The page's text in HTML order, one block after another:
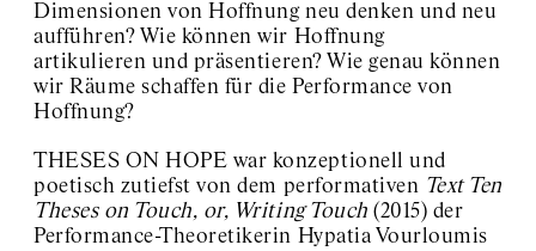
Dimensionen von Hoffnung neu denken und neu
aufführen? Wie können wir Hoffnung
artikulieren und präsentieren? Wie genau können
wir Räume schaffen für die Performance von
Hoffnung?
THESES ON HOPE war konzeptionell und
poetisch zutiefst von dem performativen Text Ten
Theses on Touch, or, Writing Touch (2015) der
Performance-Theoretikerin Hypatia Vourloumis